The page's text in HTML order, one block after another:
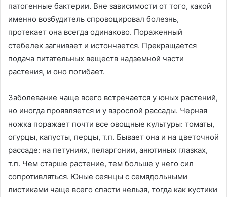
патогенные бактерии. Вне зависимости от того, какой
именно возбудитель спровоцировал болезнь,
протекает она всегда одинаково. Пораженный
стебелек загнивает и истончается. Прекращается
подача питательных веществ надземной части
растения, и оно погибает.
Заболевание чаще всего встречается у юных растений,
но иногда проявляется и у взрослой рассады. Черная
ножка поражает почти все овощные культуры: томаты,
огурцы, капусты, перцы, т.п. Бывает она и на цветочной
рассаде: на петуниях, пеларгонии, анютиных глазках,
т.п. Чем старше растение, тем больше у него сил
сопротивляться. Юные сеянцы с семядольными
листиками чаще всего спасти нельзя, тогда как кустики